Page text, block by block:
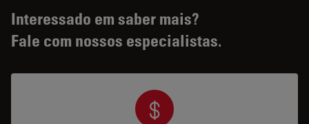
Interessado em saber mais?
Fale com nossos especialistas.